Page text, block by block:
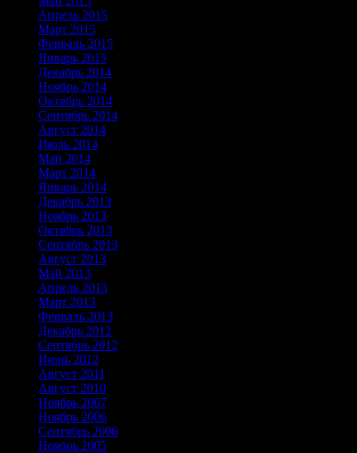
Апрель 2015
Март 2015
Февраль 2015
Январь 2015
Декабрь 2014
Ноябрь 2014
Октябрь 2014
Сентябрь 2014
Август 2014
Июль 2014
Май 2014
Март 2014
Январь 2014
Декабрь 2013
Ноябрь 2013
Октябрь 2013
Сентябрь 2013
Август 2013
Май 2013
Апрель 2013
Март 2013
Февраль 2013
Декабрь 2012
Сентябрь 2012
Июнь 2012
Август 2011
Август 2010
Ноябрь 2007
Ноябрь 2006
Сентябрь 2006
Ноябрь 2005